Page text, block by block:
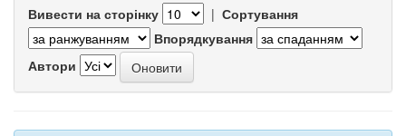
Вивести на сторінку | Сортування
Впорядкування
Автори